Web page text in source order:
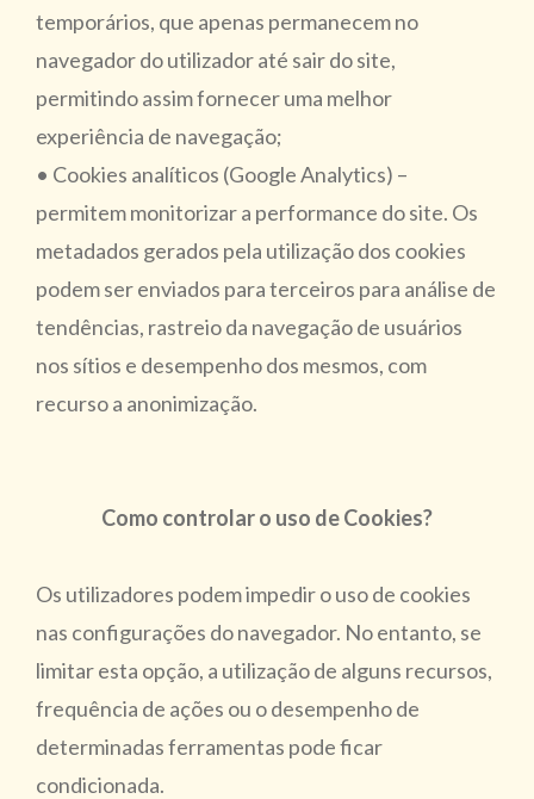
temporários, que apenas permanecem no
navegador do utilizador até sair do site,
permitindo assim fornecer uma melhor
experiência de navegação;
• Cookies analíticos (Google Analytics) –
permitem monitorizar a performance do site. Os
metadados gerados pela utilização dos cookies
podem ser enviados para terceiros para análise de
tendências, rastreio da navegação de usuários
nos sítios e desempenho dos mesmos, com
recurso a anonimização.
Como controlar o uso de Cookies?
Os utilizadores podem impedir o uso de cookies
nas configurações do navegador. No entanto, se
limitar esta opção, a utilização de alguns recursos,
frequência de ações ou o desempenho de
determinadas ferramentas pode ficar
condicionada.